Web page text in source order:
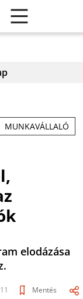
MUNKAVÁLLALÓ
elodázása
11 Mentés